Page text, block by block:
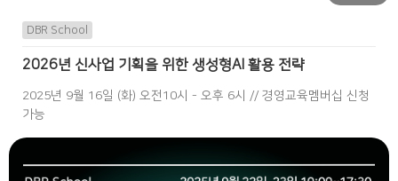
DBR School
2026년 신사업 기획을 위한 생성형AI 활용 전략
2025년 9월 16일 (화) 오전10시 - 오후 6시 // 경영교육멤버십 신청
가능